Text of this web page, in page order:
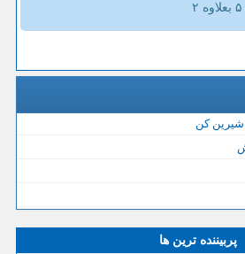
کن
پربیننده ترین ها